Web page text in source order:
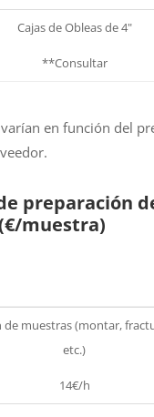
Cajas de Obleas de 4"
**Consultar
en función del
preparación
muestra)
de muestras (montar,
etc.)
14€/h